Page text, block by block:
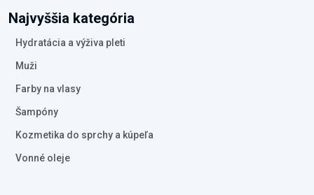
Najvyššia kategória
Hydratácia a výživa pleti
Muži
Farby na vlasy
Šampóny
Kozmetika do sprchy a kúpeľa
Vonné oleje